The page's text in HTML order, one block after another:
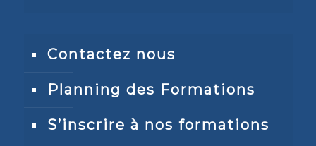
Contactez nous
Planning des Formations
S’inscrire à nos formations